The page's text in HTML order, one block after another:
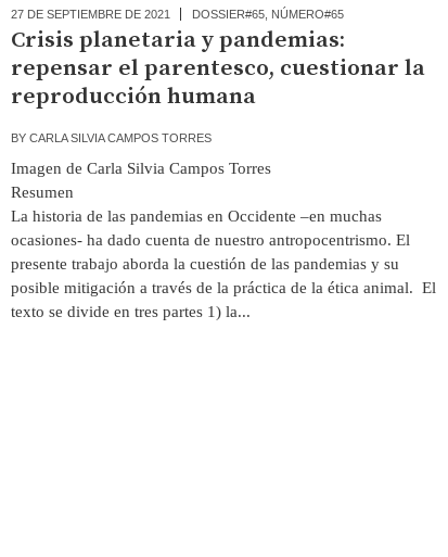
27 DE SEPTIEMBRE DE 2021 DOSSIER#65, NÚMERO#65
Crisis planetaria y pandemias:
repensar el parentesco, cuestionar la
reproducción humana
BY CARLA SILVIA CAMPOS TORRES
Imagen de Carla Silvia Campos Torres
La historia de las pandemias en Occidente –en muchas
ocasiones- ha dado cuenta de nuestro antropocentrismo. El
presente trabajo aborda la cuestión de las pandemias y su
posible mitigación a través de la práctica de la ética animal. El
texto se divide en tres partes 1) la...